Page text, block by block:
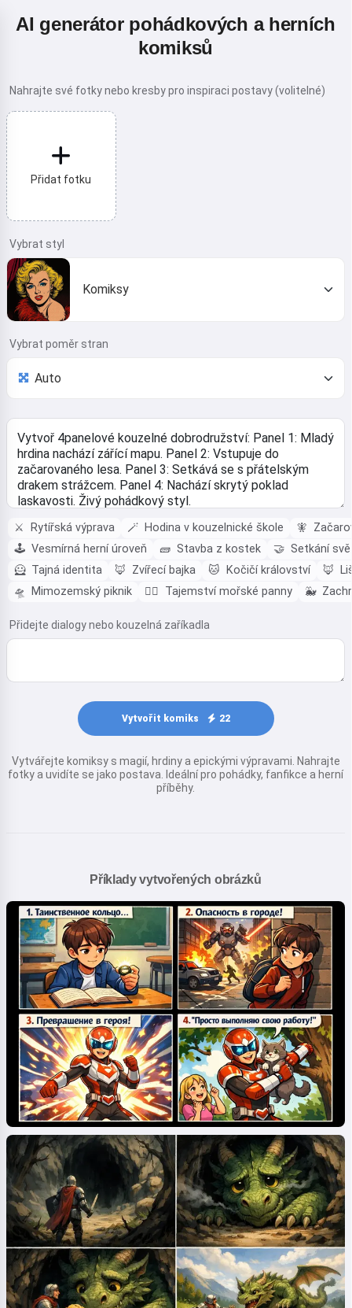
AI generátor pohádkových a herních
komiksů
Nahrajte své fotky nebo kresby pro inspiraci postavy (volitelné)
Přidat fotku
Vybrat styl
Komiksy
Vybrat poměr stran
⚔️ Rytířská výprava 🪄 Hodina v kouzelnické škole 🧚
🕹️ Vesmírná herní úroveň 🧱 Stavba z kostek 🤝 Setkání
🦸 Tajná identita 🦊 Zvířecí bajka 🐱 Kočičí království 🦊
🛸
Mimozemský piknik 🧜‍♀️ Tajemství mořské panny 🐳
Přidejte dialogy nebo kouzelná zaříkadla
Vytvořit komiks 22
Vytvářejte komiksy s magií, hrdiny a epickými výpravami. Nahrajte
fotky a uvidíte se jako postava. Ideální pro pohádky, fanfikce a herní
příběhy.
Příklady vytvořených obrázků